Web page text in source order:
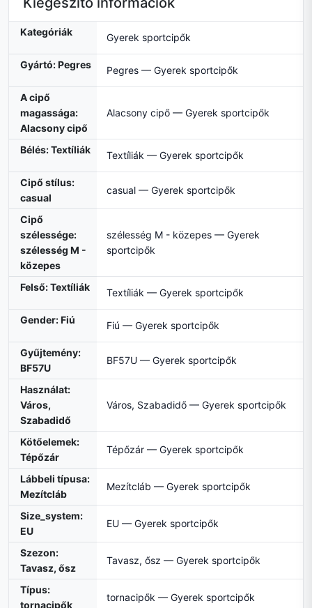
Kategóriák Gyerek sportcipők
Gyártó: Pegres Pegres — Gyerek sportcipők
A cipő
magassága:
Alacsony cipő
Alacsony cipő — Gyerek sportcipők
Bélés: Textíliák Textíliák — Gyerek sportcipők
Cipő stílus:
casual
casual — Gyerek sportcipők
Cipő
szélessége:
szélesség M -
közepes
szélesség M - közepes — Gyerek
sportcipők
Felső: Textíliák Textíliák — Gyerek sportcipők
Gender: Fiú Fiú — Gyerek sportcipők
Gyűjtemény:
BF57U
BF57U — Gyerek sportcipők
Használat:
Város,
Szabadidő
Város, Szabadidő — Gyerek sportcipők
Kötőelemek:
Tépőzár
Tépőzár — Gyerek sportcipők
Lábbeli típusa:
Mezítcláb
Mezítcláb — Gyerek sportcipők
Size_system:
EU
EU — Gyerek sportcipők
Szezon:
Tavasz, ősz
Tavasz, ősz — Gyerek sportcipők
Típus:
tornacipők
tornacipők — Gyerek sportcipők